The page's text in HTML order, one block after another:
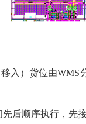
移入）货位由
先后顺序执行，先